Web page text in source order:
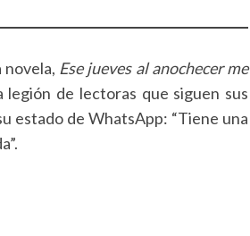
Ese jueves al anochecer me
de lectoras que siguen sus
estado de WhatsApp: “Tiene una